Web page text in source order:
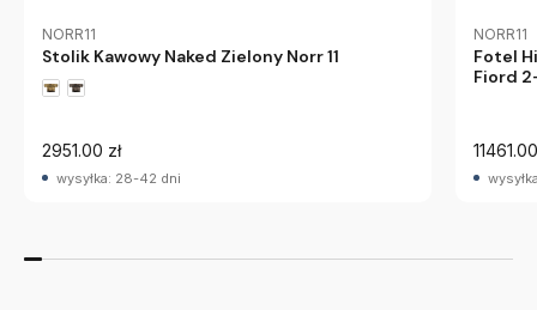
NORR11
Stolik Kawowy Naked Zielony Norr 11
2951.00 zł
wysyłka: 28-42 dni
NORR11
Fotel
Fiord